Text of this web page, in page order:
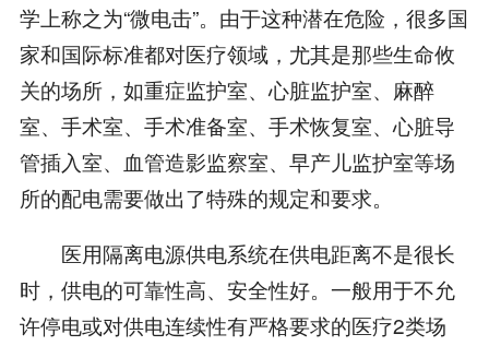
学上称之为“微电击”。由于这种潜在危险，很多国
家和国际标准都对医疗领域，尤其是那些生命攸
关的场所，如重症监护室、心脏监护室、麻醉
室、手术室、手术准备室、手术恢复室、心脏导
管插入室、血管造影监察室、早产儿监护室等场
所的配电需要做出了特殊的规定和要求。
医用隔离电源供电系统在供电距离不是很长
时，供电的可靠性高、安全性好。一般用于不允
许停电或对供电连续性有严格要求的医疗2类场